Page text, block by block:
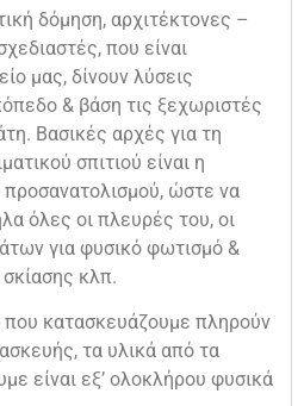
δόμηση, αρχιτέκτονες –
που είναι
μας, δίνουν λύσεις
& βάση τις ξεχωριστές
Βασικές αρχές για τη
σπιτιού είναι η
ώστε να
όλες οι πλευρές του, οι
για φυσικό φωτισμό &
κλπ.
που κατασκευάζουμε πληρούν
τα υλικά από τα
είναι εξ’ ολοκλήρου φυσικά